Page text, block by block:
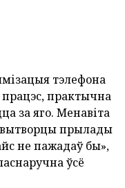
тэлефона
практычна
за яго. Менавіта
прылады
не пажадаў бы»,
ўсё